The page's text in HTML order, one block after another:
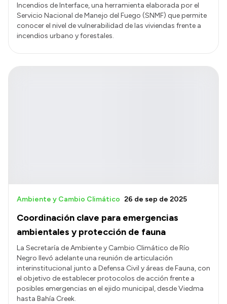
Incendios de Interface, una herramienta elaborada por el
Servicio Nacional de Manejo del Fuego (SNMF) que permite
conocer el nivel de vulnerabilidad de las viviendas frente a
incendios urbano y forestales.
Coordinación clave para emergencias
ambientales y protección de fauna
Ambiente y Cambio Climático 26 de sep de 2025
La Secretaría de Ambiente y Cambio Climático de Río
Negro llevó adelante una reunión de articulación
interinstitucional junto a Defensa Civil y áreas de Fauna, con
el objetivo de establecer protocolos de acción frente a
posibles emergencias en el ejido municipal, desde Viedma
hasta Bahía Creek.